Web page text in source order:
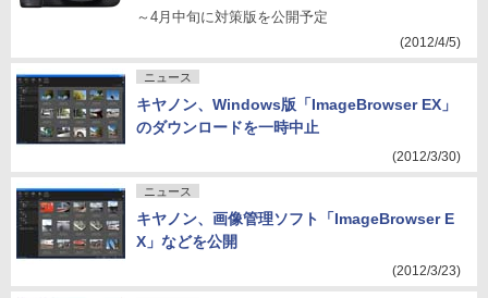
～4月中旬に対策版を公開予定
(2012/4/5)
ニュース
キヤノン、Windows版「ImageBrowser EX」
のダウンロードを一時中止
(2012/3/30)
ニュース
キヤノン、画像管理ソフト「ImageBrowser E
X」などを公開
(2012/3/23)